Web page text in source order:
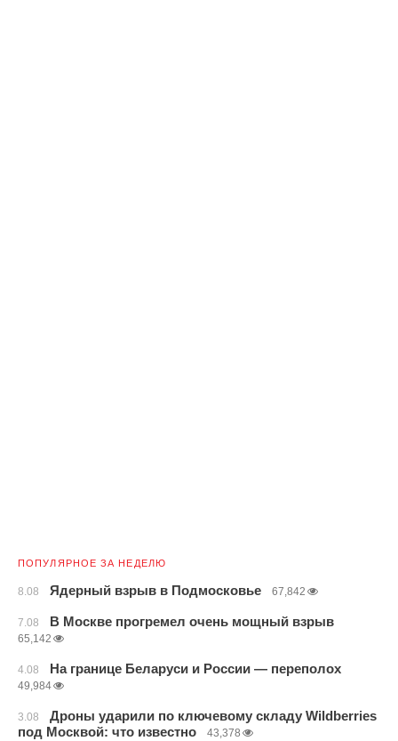
ПОПУЛЯРНОЕ ЗА НЕДЕЛЮ
8.08 Ядерный взрыв в Подмосковье 67,842
7.08 В Москве прогремел очень мощный взрыв
65,142
4.08 На границе Беларуси и России — переполох
49,984
3.08
Дроны ударили по ключевому складу Wildberries
под Москвой: что известно
43,378